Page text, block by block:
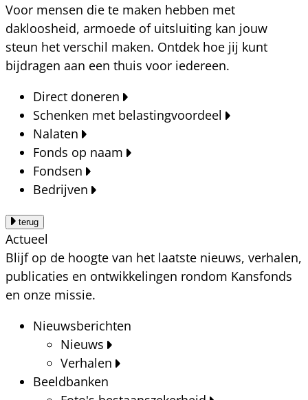
Voor mensen die te maken hebben met
dakloosheid, armoede of uitsluiting kan jouw
steun het verschil maken. Ontdek hoe jij kunt
bijdragen aan een thuis voor iedereen.
Direct doneren
Schenken met belastingvoordeel
Nalaten
Fonds op naam
Fondsen
Bedrijven
terug
Actueel
Blijf op de hoogte van het laatste nieuws, verhalen,
publicaties en ontwikkelingen rondom Kansfonds
en onze missie.
Nieuwsberichten
Nieuws
Verhalen
Beeldbanken